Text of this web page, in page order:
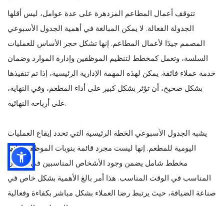
تتوقف أعمال المطاعم المزدهرة على عدة عوامل، ليس أقلها
الجدولة الفعالة. لا يمكن المبالغة في أهمية الجدول الأسبوعي
المصمم جيدًا لأعمال المطاعم. إنها تشكل حجر الأساس للعمليات
السلسة، وتعمل كمخطط لتنظيم الموظفين وإدارة الموارد وضمان
خدمة عملاء فائقة. يمكن لهذه المهمة الإدارية الرئيسية، إذا تم تنفيذها
بشكل صحيح، أن تؤثر بشكل كبير على أداء المطعم، وفي النهاية،
على أرباحه النهائية.
يشبه الجدول الأسبوعي الخطة الرئيسية التي تحدد إيقاع العمليات
اليومية للمطعم. إنها ليست مجرد قائمة بنوبات الموظفين؛ إنها
مخطط شامل يضمن وجود الأشخاص المناسبين في المكان
المناسب في الوقت المناسب. هذا أمر بالغ الأهمية بشكل خاص في
صناعة الضيافة، حيث يرتبط رضا العملاء بشكل مباشر بكفاءة وفعالية